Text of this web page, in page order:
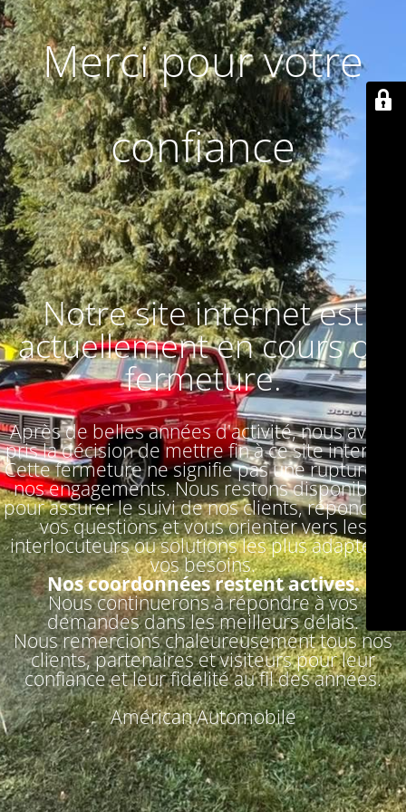
Merci pour votre
confiance
Notre site internet est
actuellement en cours de
fermeture.
Après de belles années d'activité, nous avons
pris la décision de mettre fin à ce site internet.
Cette fermeture ne signifie pas une rupture de
nos engagements. Nous restons disponibles
pour assurer le suivi de nos clients, répondre à
vos questions et vous orienter vers les
interlocuteurs ou solutions les plus adaptés à
vos besoins.
Nos coordonnées restent actives.
Nous continuerons à répondre à vos
demandes dans les meilleurs délais.
Nous remercions chaleureusement tous nos
clients, partenaires et visiteurs pour leur
confiance et leur fidélité au fil des années.
Américan Automobile